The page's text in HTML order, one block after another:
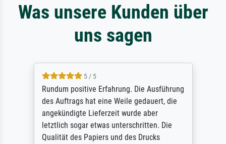
Was unsere Kunden über
uns sagen
5 / 5
Rundum positive Erfahrung. Die Ausführung
des Auftrags hat eine Weile gedauert, die
angekündigte Lieferzeit wurde aber
letztlich sogar etwas unterschritten. Die
Qualität des Papiers und des Drucks